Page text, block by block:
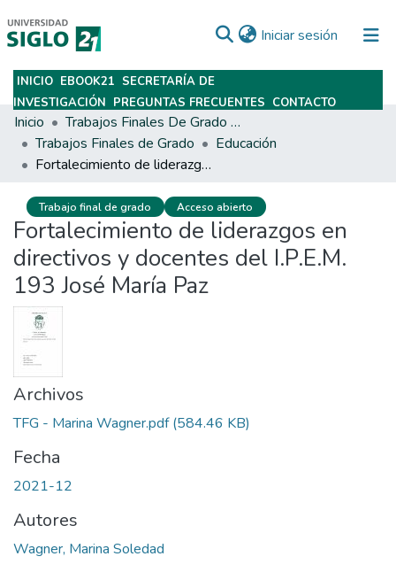
Iniciar sesión (current)
Subir
INICIO EBOOK21 SECRETARÍA DE
INVESTIGACIÓN PREGUNTAS FRECUENTES CONTACTO
Inicio
Trabajos Finales De Grado Y Posgrado
Trabajos Finales de Grado
Educación
Fortalecimiento de liderazgos en directivos y docentes del I.P.E.M. 193 José María Paz
Trabajo final de grado Acceso abierto
Fortalecimiento de liderazgos en
directivos y docentes del I.P.E.M.
193 José María Paz
Archivos
TFG - Marina Wagner.pdf(584.46 KB)
Fecha
2021-12
Autores
Wagner, Marina Soledad